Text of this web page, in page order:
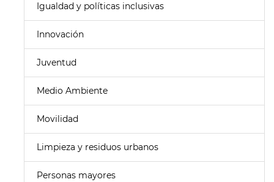
Igualdad y políticas inclusivas
Innovación
Juventud
Medio Ambiente
Movilidad
Limpieza y residuos urbanos
Personas mayores